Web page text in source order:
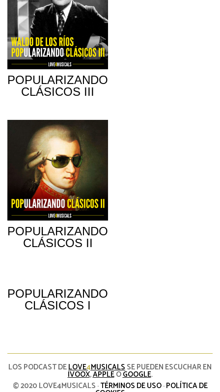
POPULARIZANDO
CLÁSICOS III
POPULARIZANDO
CLÁSICOS II
POPULARIZANDO
CLÁSICOS I
LOS PODCAST DELOVE4MUSICALSSE PUEDEN ESCUCHAR EN
IVOOX,APPLEOGOOGLE.
© 2020 LOVE4MUSICALS ·TÉRMINOS DE USO·POLÍTICA DE